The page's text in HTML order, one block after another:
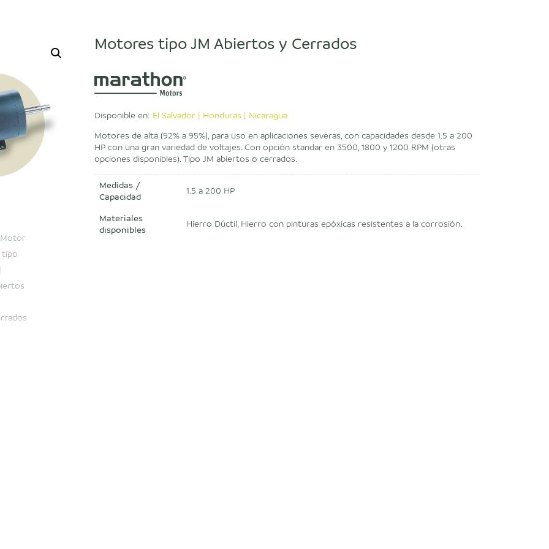
Motores tipo JM Abiertos y Cerrados
Disponible en: El Salvador | Honduras | Nicaragua
Motores de alta (92% a 95%), para uso en aplicaciones severas, con capacidades desde 1.5 a 200
HP con una gran variedad de voltajes. Con opción standar en 3500, 1800 y 1200 RPM (otras
opciones disponibles). Tipo JM abiertos o cerrados.
Medidas /
Capacidad
1.5 a 200 HP
Materiales
disponibles
Hierro Dúctil, Hierro con pinturas epóxicas resistentes a la corrosión.